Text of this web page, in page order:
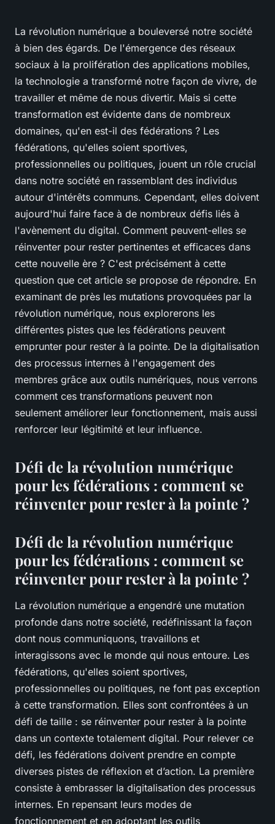
La révolution numérique a bouleversé notre société
à bien des égards. De l'émergence des réseaux
sociaux à la prolifération des applications mobiles,
la technologie a transformé notre façon de vivre, de
travailler et même de nous divertir. Mais si cette
transformation est évidente dans de nombreux
domaines, qu'en est-il des fédérations ? Les
fédérations, qu'elles soient sportives,
professionnelles ou politiques, jouent un rôle crucial
dans notre société en rassemblant des individus
autour d'intérêts communs. Cependant, elles doivent
aujourd'hui faire face à de nombreux défis liés à
l'avènement du digital. Comment peuvent-elles se
réinventer pour rester pertinentes et efficaces dans
cette nouvelle ère ? C'est précisément à cette
question que cet article se propose de répondre. En
examinant de près les mutations provoquées par la
révolution numérique, nous explorerons les
différentes pistes que les fédérations peuvent
emprunter pour rester à la pointe. De la digitalisation
des processus internes à l'engagement des
membres grâce aux outils numériques, nous verrons
comment ces transformations peuvent non
seulement améliorer leur fonctionnement, mais aussi
renforcer leur légitimité et leur influence.
Défi de la révolution numérique
pour les fédérations : comment se
réinventer pour rester à la pointe ?
Défi de la révolution numérique
pour les fédérations : comment se
réinventer pour rester à la pointe ?
La révolution numérique a engendré une mutation
profonde dans notre société, redéfinissant la façon
dont nous communiquons, travaillons et
interagissons avec le monde qui nous entoure. Les
fédérations, qu'elles soient sportives,
professionnelles ou politiques, ne font pas exception
à cette transformation. Elles sont confrontées à un
défi de taille : se réinventer pour rester à la pointe
dans un contexte totalement digital. Pour relever ce
défi, les fédérations doivent prendre en compte
diverses pistes de réflexion et d’action. La première
consiste à embrasser la digitalisation des processus
internes. En repensant leurs modes de
fonctionnement et en adoptant les outils